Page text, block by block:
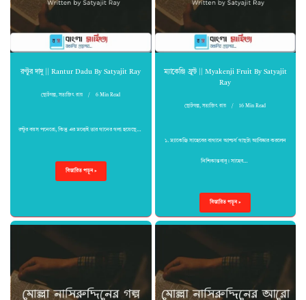
রণ্টুর দাদু || Rantur Dadu By Satyajit Ray
ছোটগল্প,সত্যজিৎ রায় 6 Min Read
রন্টুর বয়স পনেরো, কিন্তু এর মধ্যেই তার গানের গলা হয়েছে…
বিস্তারিত পড়ুন »
ম্যাকেঞ্জি ফ্রুট || Myakenji Fruit By Satyajit
Ray
ছোটগল্প,সত্যজিৎ রায় 16 Min Read
১. ম্যাকেঞ্জি সাহেবের বাগানে আশ্চর্য গাছটা আবিষ্কার করলেন
নিশিকান্তবাবু। সাহেব…
বিস্তারিত পড়ুন »